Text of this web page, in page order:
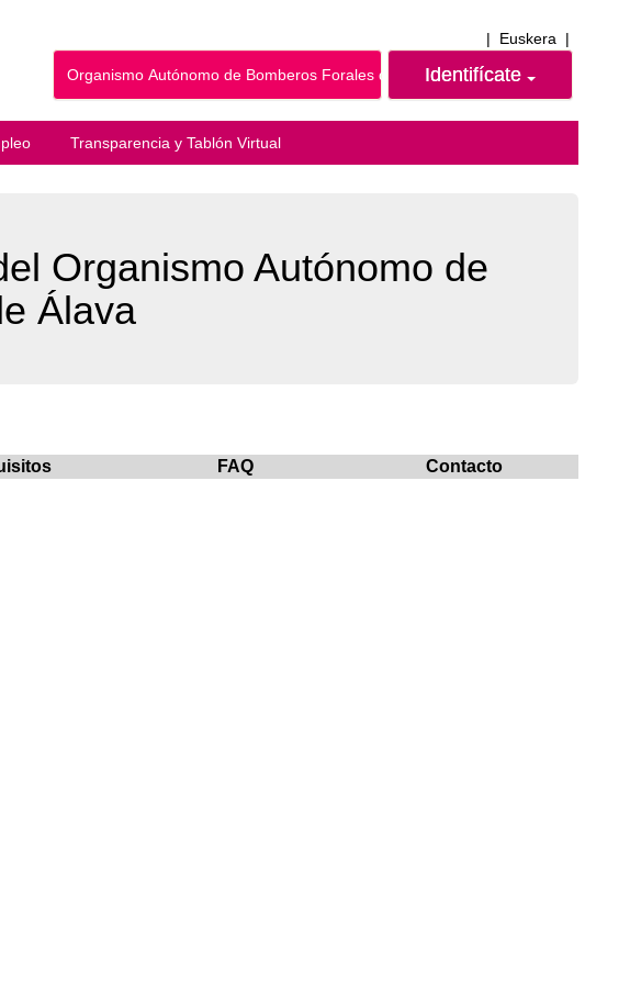
| Euskera |
Identifícate
Organismo Autónomo de Bomberos Forales de Álava
Transparencia y Tablón Virtual
Organismo Autónomo de
Álava
FAQ Contacto